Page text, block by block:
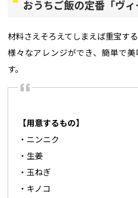
おうちご飯の定番「ヴィ
材料さえそろえてしまえば重宝する
様々なアレンジができ、簡単で
【用意するもの】
・ニンニク
・生姜
・玉ねぎ
・キノコ